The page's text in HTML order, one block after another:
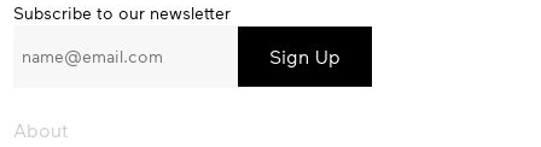
Subscribe
our
Subscribe to our newsletter
About